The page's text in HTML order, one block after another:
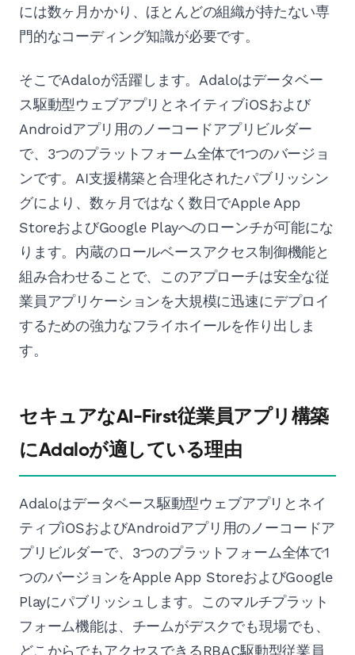
には数ヶ月かかり、ほとんどの組織が持たない専
門的なコーディング知識が必要です。
そこでAdaloが活躍します。Adaloはデータベー
ス駆動型ウェブアプリとネイティブiOSおよび
Androidアプリ用のノーコードアプリビルダー
で、3つのプラットフォーム全体で1つのバージョ
ンです。AI支援構築と合理化されたパブリッシン
グにより、数ヶ月ではなく数日でApple App
StoreおよびGoogle Playへのローンチが可能にな
ります。内蔵のロールベースアクセス制御機能と
組み合わせることで、このアプローチは安全な従
業員アプリケーションを大規模に迅速にデプロイ
するための強力なフライホイールを作り出しま
す。
セキュアなAI-First従業員アプリ構築
にAdaloが適している理由
Adaloはデータベース駆動型ウェブアプリとネイ
ティブiOSおよびAndroidアプリ用のノーコードア
プリビルダーで、3つのプラットフォーム全体で1
つのバージョンをApple App StoreおよびGoogle
Playにパブリッシュします。このマルチプラット
フォーム機能は、チームがデスクでも現場でも、
どこからでもアクセスできるRBAC駆動型従業員